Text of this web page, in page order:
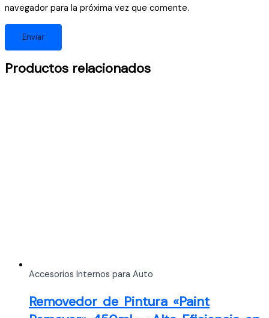
navegador para la próxima vez que comente.
Productos relacionados
Accesorios Internos para Auto
Removedor de Pintura «Paint